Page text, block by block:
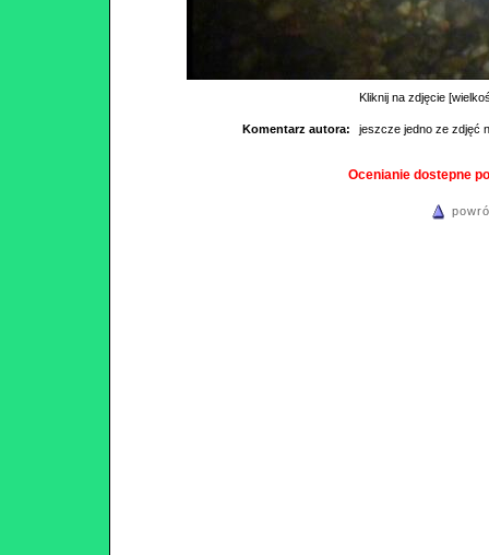
Kliknij na zdjęcie
Komentarz autora: jeszcze jedno ze zdjęć
Ocenianie dostepne